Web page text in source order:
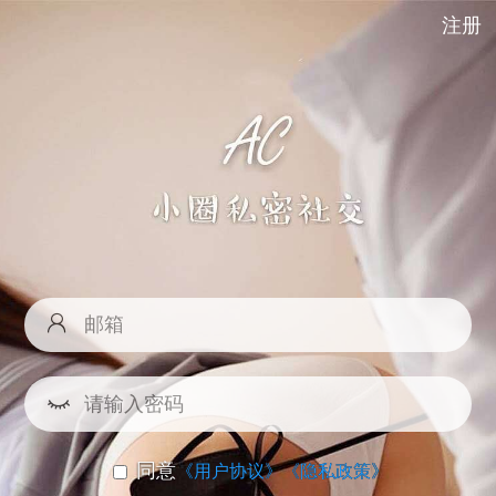
注册
同意《用户协议》《隐私政策》